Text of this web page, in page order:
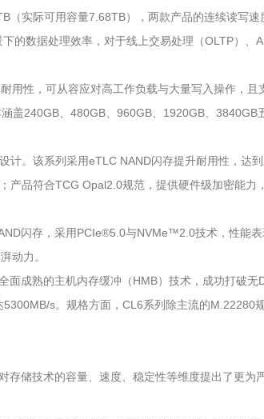
实际可用容量7.68TB），两款产品的连续读写速
的数据处理效率，对于线上交易处理（OLTP）
性，可从容应对高工作负载与大量写入操作，
240GB、480GB、960GB、1920GB、3840GB
。该系列采用eTLC NAND闪存提升耐用性，达
品符合TCG Opal2.0规范，提供硬件级加密能
闪存，采用PCIe®5.0与NVMe™2.0技术，性
动力。
成熟的主机内存缓冲（HMB）技术，成功打破
s。规格方面，CL6系列除主流的
储技术的容量、速度、稳定性等维度提出了更